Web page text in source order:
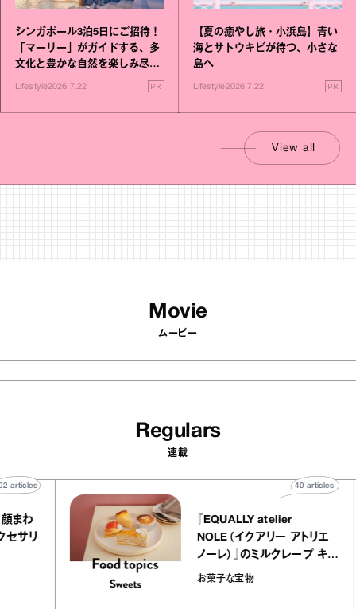
シンガポール3泊5日にご招待！
「マーリー」がガイドする、多
文化と豊かな自然を楽しみ尽く
Lifestyle2026.7.22 PR
【夏の癒やし旅・小浜島】青い
海とサトウキビが待つ、小さな
島へ
Lifestyle2026.7.22 PR
View all
Movie
ムービー
Regulars
連載
！ 顔まわ
アクセサリ
502articles
『EQUALLY atelier
NOLE（イクアリー アトリエ
ノーレ）』のミルクレープ キ
ラメルバニーユほか｜
お菓子な宝物
40